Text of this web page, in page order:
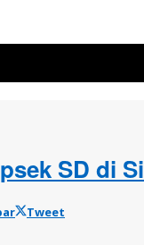
SD di
Tweet